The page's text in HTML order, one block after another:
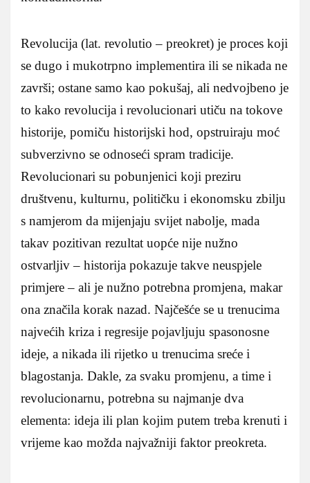
Revolucija (lat. revolutio – preokret) je proces koji
se dugo i mukotrpno implementira ili se nikada ne
završi; ostane samo kao pokušaj, ali nedvojbeno je
to kako revolucija i revolucionari utiču na tokove
historije, pomiču historijski hod, opstruiraju moć
subverzivno se odnoseći spram tradicije.
Revolucionari su pobunjenici koji preziru
društvenu, kulturnu, političku i ekonomsku zbilju
s namjerom da mijenjaju svijet nabolje, mada
takav pozitivan rezultat uopće nije nužno
ostvarljiv – historija pokazuje takve neuspjele
primjere – ali je nužno potrebna promjena, makar
ona značila korak nazad. Najčešće se u trenucima
najvećih kriza i regresije pojavljuju spasonosne
ideje, a nikada ili rijetko u trenucima sreće i
blagostanja. Dakle, za svaku promjenu, a time i
revolucionarnu, potrebna su najmanje dva
elementa: ideja ili plan kojim putem treba krenuti i
vrijeme kao možda najvažniji faktor preokreta.